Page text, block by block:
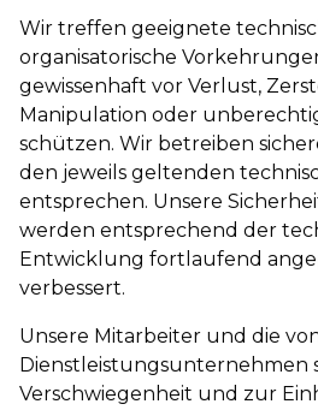
Wir treffen geeignete
organisatorische
gewissenhaft vor Verlust,
Manipulation oder
schützen. Wir betreiben
den jeweils geltenden
entsprechen. Unsere
werden entsprechend der
Entwicklung fortlaufend
verbessert.
Unsere Mitarbeiter und die
Dienstleistungsunternehmen
Verschwiegenheit und zur